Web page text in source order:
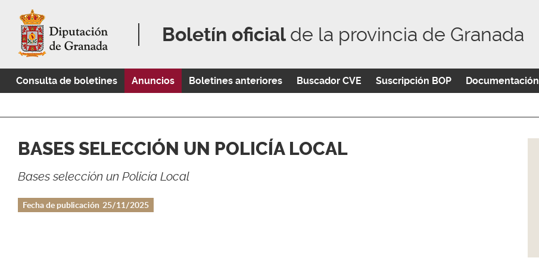
Boletín oficialde la provincia de Granada
Consulta de boletines Anuncios Boletines anteriores Buscador CVE Suscripción BOP Documentación
BASES SELECCIÓN UN POLICÍA LOCAL
Bases selección un Policía Local
Fecha de publicación 25/11/2025